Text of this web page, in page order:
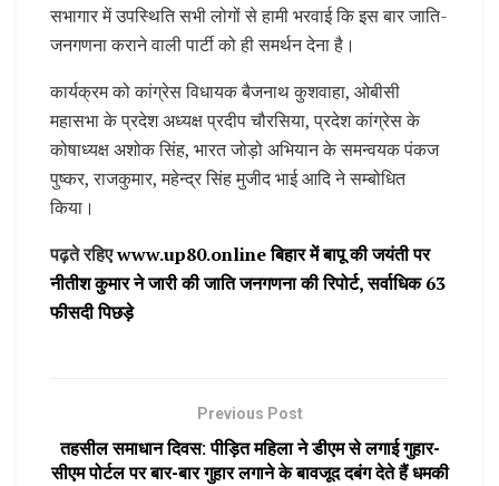
सभागार में उपस्थिति सभी लोगों से हामी भरवाई कि इस बार जाति-
जनगणना कराने वाली पार्टी को ही समर्थन देना है।
कार्यक्रम को कांग्रेस विधायक बैजनाथ कुशवाहा, ओबीसी
महासभा के प्रदेश अध्यक्ष प्रदीप चौरसिया, प्रदेश कांग्रेस के
कोषाध्यक्ष अशोक सिंह, भारत जोड़ो अभियान के समन्वयक पंकज
पुष्कर, राजकुमार, महेन्द्र सिंह मुजीद भाई आदि ने सम्बोधित
किया।
पढ़ते रहिएwww.up80.online बिहार में बापू की जयंती पर
नीतीश कुमार ने जारी की जाति जनगणना की रिपोर्ट, सर्वाधिक 63
फीसदी पिछड़े
Previous Post
तहसील समाधान दिवस: पीड़ित महिला ने डीएम से लगाई गुहार-
सीएम पोर्टल पर बार-बार गुहार लगाने के बावजूद दबंग देते हैं धमकी